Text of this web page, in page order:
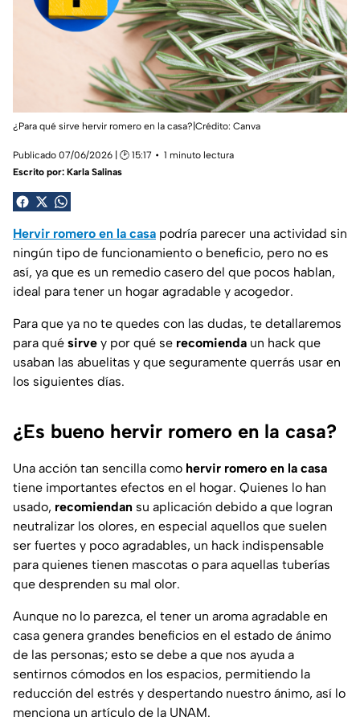
¿Para qué sirve hervir romero en la casa?|Crédito: Canva
Publicado 07/06/2026 | 🕑 15:17
1 minuto lectura
Escrito por: Karla Salinas
Hervir romero en la casa podría parecer una actividad sin
ningún tipo de funcionamiento o beneficio, pero no es
así, ya que es un remedio casero del que pocos hablan,
ideal para tener un hogar agradable y acogedor.
Para que ya no te quedes con las dudas, te detallaremos
para qué sirve y por qué se recomienda un hack que
usaban las abuelitas y que seguramente querrás usar en
los siguientes días.
¿Es bueno hervir romero en la casa?
Una acción tan sencilla como hervir romero en la casa
tiene importantes efectos en el hogar. Quienes lo han
usado, recomiendan su aplicación debido a que logran
neutralizar los olores, en especial aquellos que suelen
ser fuertes y poco agradables, un hack indispensable
para quienes tienen mascotas o para aquellas tuberías
que desprenden su mal olor.
Aunque no lo parezca, el tener un aroma agradable en
casa genera grandes beneficios en el estado de ánimo
de las personas; esto se debe a que nos ayuda a
sentirnos cómodos en los espacios, permitiendo la
reducción del estrés y despertando nuestro ánimo, así lo
menciona un artículo de la UNAM.